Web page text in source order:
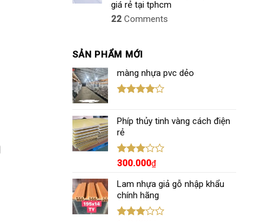
giá rẻ tại tphcm
22 Comments
SẢN PHẨM MỚI
màng nhựa pvc dẻo
4.00 5
sao
Phíp thủy tinh vàng cách điện
rẻ
Được
hạng
3.005
sao
300.000₫
Lam nhựa giả gỗ nhập khẩu
chính hãng